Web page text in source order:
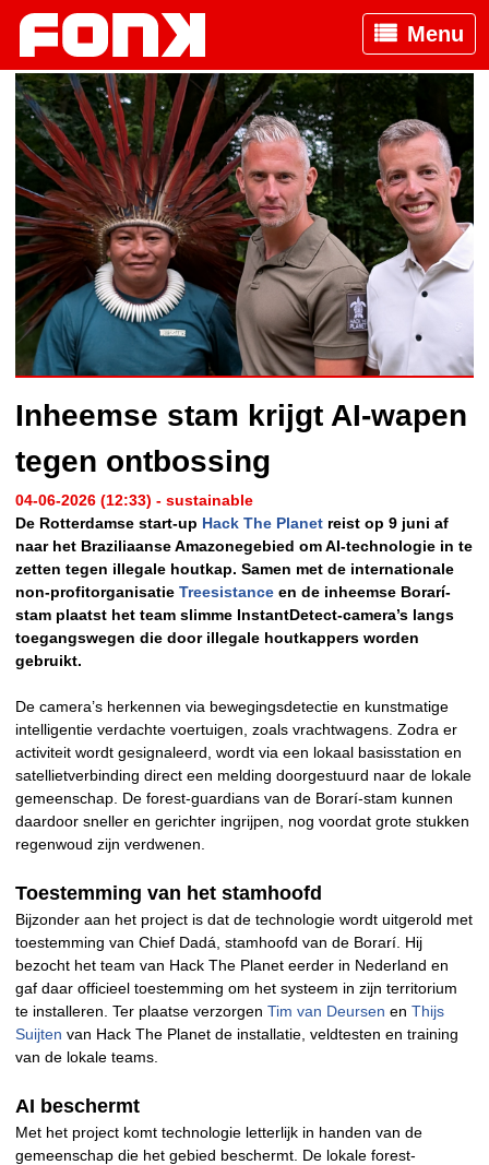
Menu
Inheemse stam krijgt AI-wapen
tegen ontbossing
04-06-2026 (12:33) - sustainable
De Rotterdamse start-up Hack The Planet reist op 9 juni af
naar het Braziliaanse Amazonegebied om AI-technologie in te
zetten tegen illegale houtkap. Samen met de internationale
non-profitorganisatie Treesistance en de inheemse Borarí-
stam plaatst het team slimme InstantDetect-camera’s langs
toegangswegen die door illegale houtkappers worden
gebruikt.
De camera’s herkennen via bewegingsdetectie en kunstmatige
intelligentie verdachte voertuigen, zoals vrachtwagens. Zodra er
activiteit wordt gesignaleerd, wordt via een lokaal basisstation en
satellietverbinding direct een melding doorgestuurd naar de lokale
gemeenschap. De forest-guardians van de Borarí-stam kunnen
daardoor sneller en gerichter ingrijpen, nog voordat grote stukken
regenwoud zijn verdwenen.
Toestemming van het stamhoofd
Bijzonder aan het project is dat de technologie wordt uitgerold met
toestemming van Chief Dadá, stamhoofd van de Borarí. Hij
bezocht het team van Hack The Planet eerder in Nederland en
gaf daar officieel toestemming om het systeem in zijn territorium
te installeren. Ter plaatse verzorgen Tim van Deursen en Thijs
Suijten van Hack The Planet de installatie, veldtesten en training
van de lokale teams.
AI beschermt
Met het project komt technologie letterlijk in handen van de
gemeenschap die het gebied beschermt. De lokale forest-